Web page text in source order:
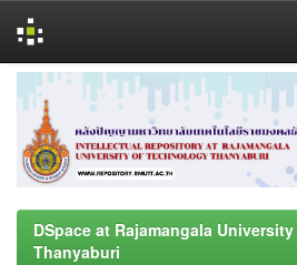
navigation
DSpace at Rajamangala
Thanyaburi